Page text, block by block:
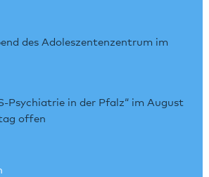
des Adoleszentenzentrum im
Psychiatrie in der Pfalz“ im August
offen